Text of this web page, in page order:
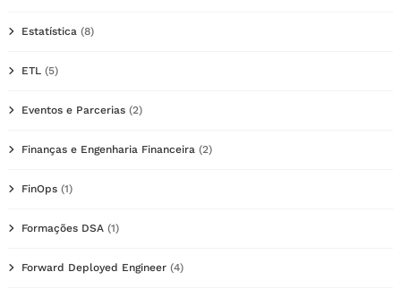
Estatística (8)
ETL (5)
Eventos e Parcerias (2)
Finanças e Engenharia Financeira (2)
FinOps (1)
Formações DSA (1)
Forward Deployed Engineer (4)